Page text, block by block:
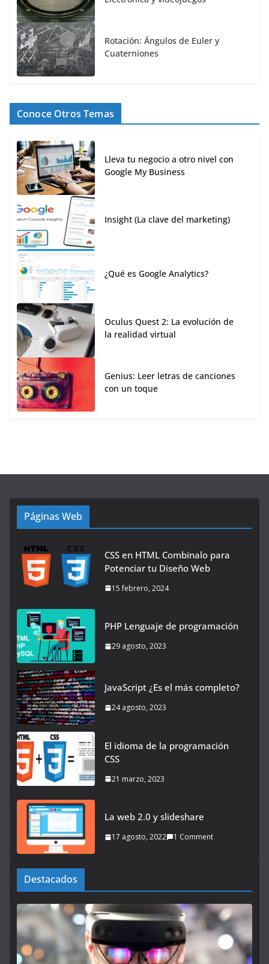
Rotación: Ángulos de Euler y
Cuaterniones
Conoce Otros Temas
Lleva tu negocio a otro nivel con
Google My Business
Insight (La clave del marketing)
¿Qué es Google Analytics?
Oculus Quest 2: La evolución de
la realidad virtual
Genius: Leer letras de canciones
con un toque
Páginas Web
CSS en HTML Combínalo para
Potenciar tu Diseño Web
15 febrero, 2024
PHP Lenguaje de programación
29 agosto, 2023
JavaScript ¿Es el más completo?
24 agosto, 2023
El idioma de la programación
CSS
21 marzo, 2023
La web 2.0 y slideshare
17 agosto, 2022 1 Comment
Destacados